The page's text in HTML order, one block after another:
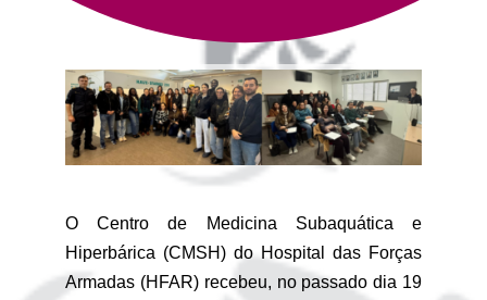
O Centro de Medicina Subaquática e
Hiperbárica (CMSH) do Hospital das Forças
Armadas (HFAR) recebeu, no passado dia 19